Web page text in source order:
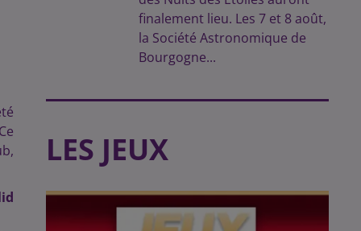
finalement lieu. Les 7 et 8 août,
la Société Astronomique de
Bourgogne...
LES JEUX